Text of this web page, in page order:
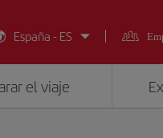
España - ES
el viaje